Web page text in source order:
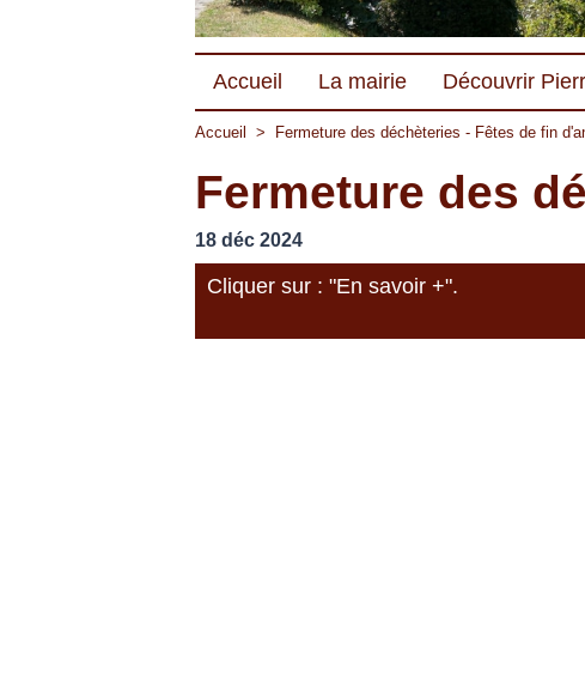
Accueil La mairie Découvrir
Accueil > Fermeture des déchèteries - Fêtes de fin
Fermeture des
18 déc 2024
Cliquer sur : "En savoir +".